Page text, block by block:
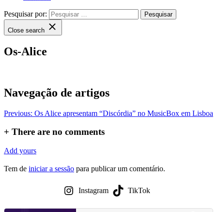
Pesquisar por:
Close search
Os-Alice
Navegação de artigos
Previous: Os Alice apresentam “Discórdia” no MusicBox em Lisboa
+ There are no comments
Add yours
Tem de iniciar a sessão para publicar um comentário.
Instagram TikTok